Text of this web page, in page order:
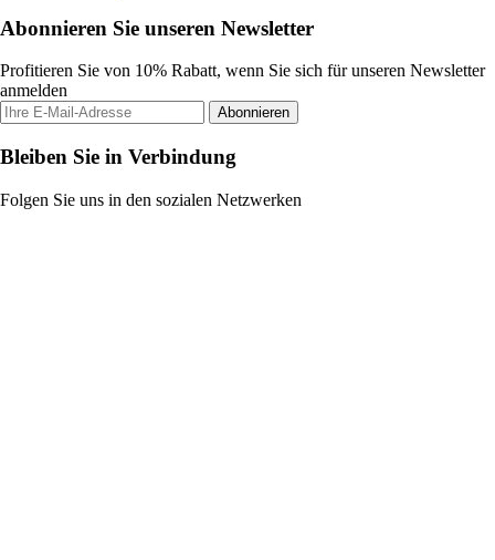
Abonnieren Sie unseren Newsletter
Profitieren Sie von 10% Rabatt, wenn Sie sich für unseren Newsletter
anmelden
Abonnieren
Bleiben Sie in Verbindung
Folgen Sie uns in den sozialen Netzwerken